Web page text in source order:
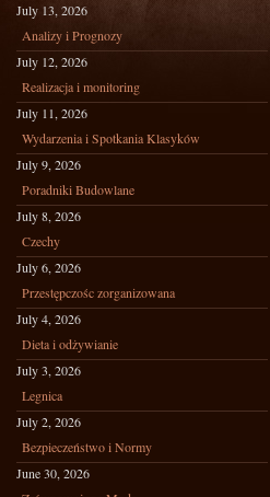
July 13, 2026
Analizy i Prognozy
July 12, 2026
Realizacja i monitoring
July 11, 2026
Wydarzenia i Spotkania Klasyków
July 9, 2026
Poradniki Budowlane
July 8, 2026
Czechy
July 6, 2026
Przestępczośc zorganizowana
July 4, 2026
Dieta i odżywianie
July 3, 2026
Legnica
July 2, 2026
Bezpieczeństwo i Normy
June 30, 2026